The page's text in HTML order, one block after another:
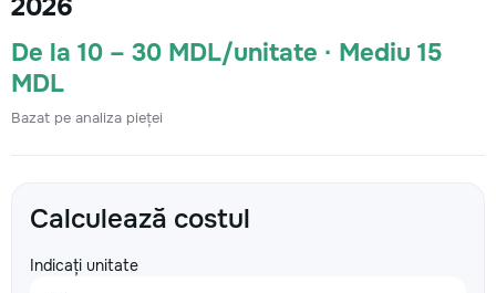
2026
De la 10 – 30 MDL/unitate · Mediu 15
MDL
Bazat pe analiza pieței
Calculează costul
Indicați unitate